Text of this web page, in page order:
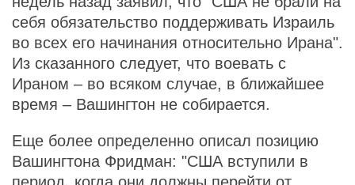
себя обязательство поддерживать Израиль
во всех его начинания относительно Ирана".
Из сказанного следует, что воевать с
Ираном – во всяком случае, в ближайшее
время – Вашингтон не собирается.
Еще более определенно описал позицию
Вашингтона Фридман: "США вступили в